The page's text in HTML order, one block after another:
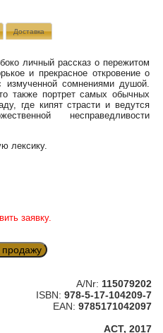
Доставка
личный рассказ о пережитом
и прекрасное откровение о
измученной сомнениями душой.
также портрет самых обычных
где кипят страсти и ведутся
несправедливости
лексику.
заявку.
A/Nr: 115079202
ISBN: 978-5-17-104209-7
EAN: 9785171042097
АСТ, 2017